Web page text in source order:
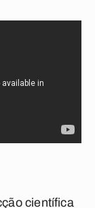
científica